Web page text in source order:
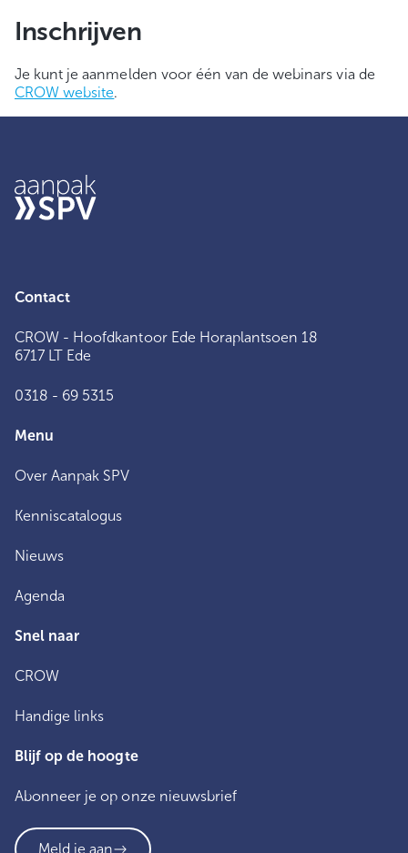
Inschrijven
Je kunt je aanmelden voor één van de webinars via de
CROW website.
Contact
CROW - Hoofdkantoor Ede Horaplantsoen 18
6717 LT Ede
0318 - 69 5315
Menu
Over Aanpak SPV
Kenniscatalogus
Nieuws
Agenda
Snel naar
CROW
Handige links
Blijf op de hoogte
Abonneer je op onze nieuwsbrief
Meld je aan